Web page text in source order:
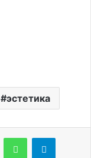
эстетика